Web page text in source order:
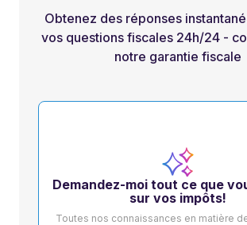
Obtenez des réponses
vos questions fiscales 24h/24 -
notre garantie fiscale
Demandez-moi tout ce que
sur vos impôts!
Toutes nos connaissances en matière